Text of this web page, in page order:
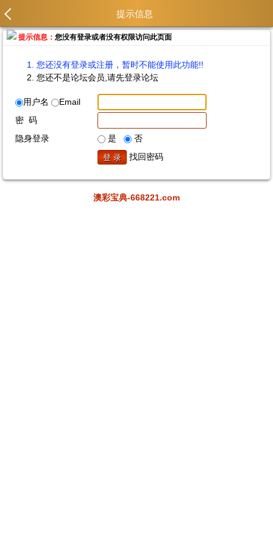
提示信息
提示信息：您没有登录或者没有权限访问此页面
您还没有登录或注册，暂时不能使用此功能!!
您还不是论坛会员,请先登录论坛
用户名
Email
密 码
隐身登录
是
否
找回密码
澳彩宝典-668221.com